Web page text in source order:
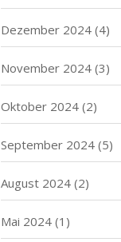
Dezember 2024(4)
November 2024(3)
Oktober 2024(2)
September 2024(5)
August 2024(2)
Mai 2024(1)